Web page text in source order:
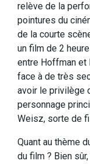
relève de la
pointures du
de la courte
un film de 2
entre Hoffman et
face à de très
avoir le privilège
personnage
Weisz, sorte de
Quant au thème
du film ? Bien